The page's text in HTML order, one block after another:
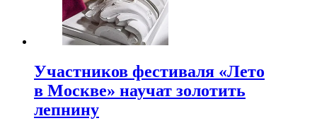
Участников фестиваля «Лето
в Москве» научат золотить
лепнину